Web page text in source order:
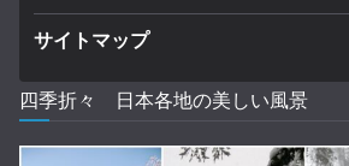
サイトマップ
四季折々 日本各地の美しい風景